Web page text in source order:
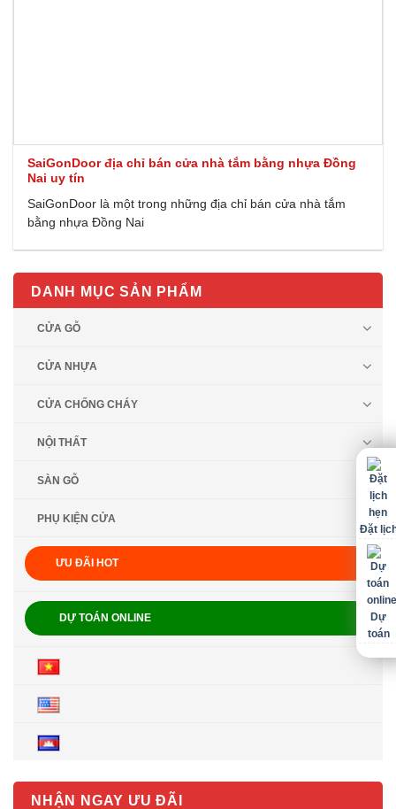
SaiGonDoor địa chỉ bán cửa nhà tắm bằng nhựa Đồng
Nai uy tín
SaiGonDoor là một trong những địa chỉ bán cửa nhà tắm
bằng nhựa Đồng Nai
DANH MỤC SẢN PHẨM
CỬA GỖ
CỬA NHỰA
CỬA CHỐNG CHÁY
NỘI THẤT
SÀN GỖ
PHỤ KIỆN CỬA
ƯU ĐÃI HOT
DỰ TOÁN ONLINE
NHẬN NGAY ƯU ĐÃI
Đặt
Dự
toán